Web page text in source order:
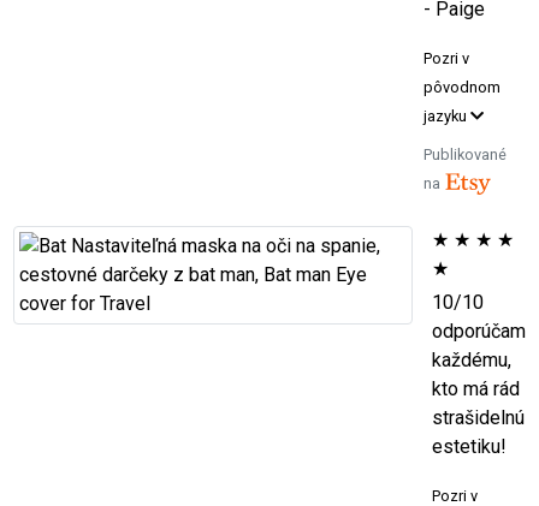
- Paige
Pozri v
pôvodnom
jazyku
Publikované
na
★ ★ ★ ★
★
10/10
odporúčam
každému,
kto má rád
strašidelnú
estetiku!
Pozri v